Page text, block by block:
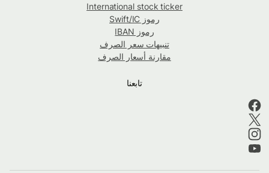
International stock ticker
رموز Swift/IC
رموز IBAN
تنبيهات سعر الصرف
مقارنة أسعار الصرف
تابعنا